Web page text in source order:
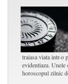
traiasa viata intr-o
evidentiaza. Unele
horoscopul zilnic